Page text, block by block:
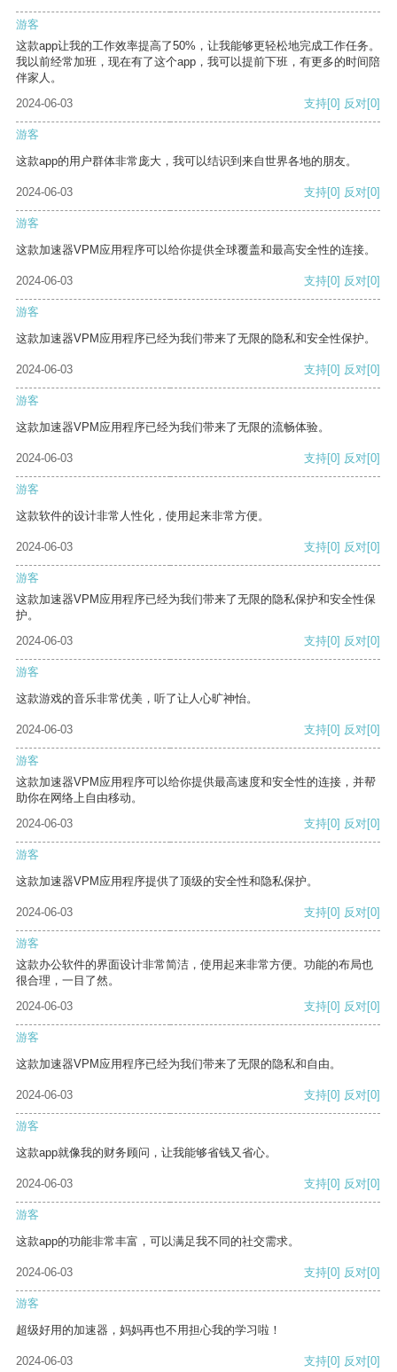
游客
这款app让我的工作效率提高了50%，让我能够更轻松地完成工作任务。
我以前经常加班，现在有了这个app，我可以提前下班，有更多的时间陪
伴家人。
2024-06-03
支持[0] 反对[0]
游客
这款app的用户群体非常庞大，我可以结识到来自世界各地的朋友。
2024-06-03 支持[0] 反对[0]
游客
这款加速器VPM应用程序可以给你提供全球覆盖和最高安全性的连接。
2024-06-03 支持[0] 反对[0]
游客
这款加速器VPM应用程序已经为我们带来了无限的隐私和安全性保护。
2024-06-03 支持[0] 反对[0]
游客
这款加速器VPM应用程序已经为我们带来了无限的流畅体验。
2024-06-03 支持[0] 反对[0]
游客
这款软件的设计非常人性化，使用起来非常方便。
2024-06-03 支持[0] 反对[0]
游客
这款加速器VPM应用程序已经为我们带来了无限的隐私保护和安全性保
护。
2024-06-03
支持[0] 反对[0]
游客
这款游戏的音乐非常优美，听了让人心旷神怡。
2024-06-03 支持[0] 反对[0]
游客
这款加速器VPM应用程序可以给你提供最高速度和安全性的连接，并帮
助你在网络上自由移动。
2024-06-03
支持[0] 反对[0]
游客
这款加速器VPM应用程序提供了顶级的安全性和隐私保护。
2024-06-03 支持[0] 反对[0]
游客
这款办公软件的界面设计非常简洁，使用起来非常方便。功能的布局也
很合理，一目了然。
2024-06-03
支持[0] 反对[0]
游客
这款加速器VPM应用程序已经为我们带来了无限的隐私和自由。
2024-06-03 支持[0] 反对[0]
游客
这款app就像我的财务顾问，让我能够省钱又省心。
2024-06-03 支持[0] 反对[0]
游客
这款app的功能非常丰富，可以满足我不同的社交需求。
2024-06-03 支持[0] 反对[0]
游客
超级好用的加速器，妈妈再也不用担心我的学习啦！
2024-06-03 支持[0] 反对[0]